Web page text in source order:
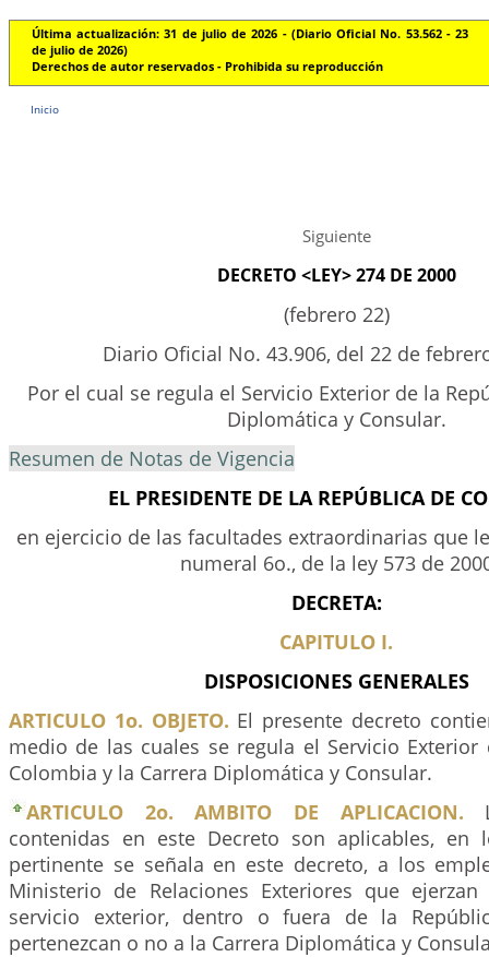
Última actualización: 31 de julio de 2026 - (Diario Oficial No. 53.562 - 23
de julio de 2026)
Derechos de autor reservados - Prohibida su reproducción
Inicio
Siguiente
DECRETO <LEY> 274 DE 2000
(febrero 22)
Diario Oficial No. 43.906, del 22 de
Por el cual se regula el Servicio Exterior de la
Diplomática y Consular.
Resumen de Notas de Vigencia
EL PRESIDENTE DE LA REPÚBLICA DE
en ejercicio de las facultades extraordinarias que
numeral 6o., de la ley 573 de
DECRETA:
CAPITULO I.
DISPOSICIONES GENERALES
ARTICULO 1o. OBJETO. El presente decreto
medio de las cuales se regula el Servicio Exterior
Colombia y la Carrera Diplomática y Consular.
ARTICULO 2o. AMBITO DE APLICACION.
contenidas en este Decreto son aplicables, en
pertinente se señala en este decreto, a los
Ministerio de Relaciones Exteriores que
servicio exterior, dentro o fuera de la
pertenezcan o no a la Carrera Diplomática y